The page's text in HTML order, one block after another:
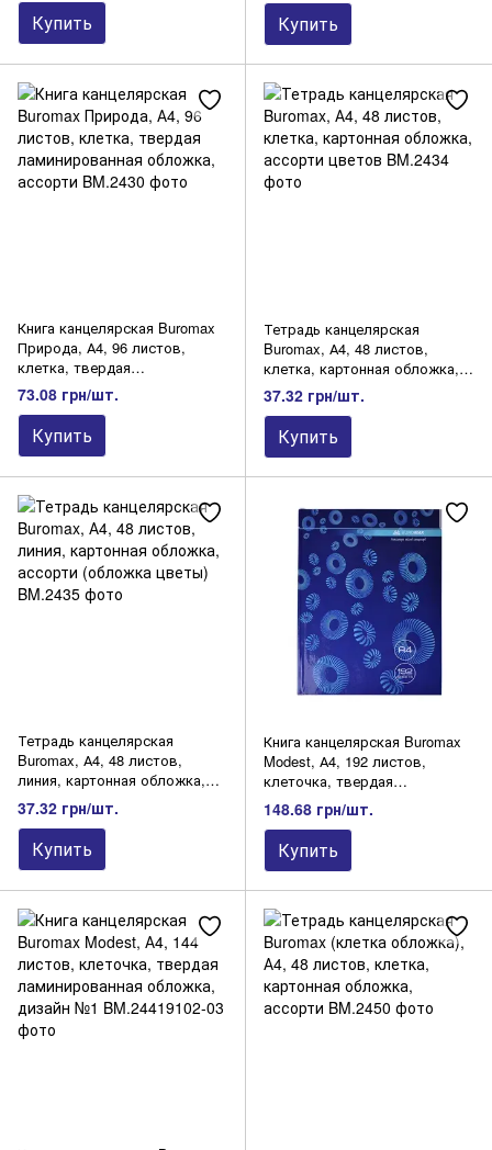
Купить Купить
Книга канцелярская Buromax
Природа, А4, 96 листов,
клетка, твердая
ламинированная обложка,
ассорти
73.08 грн/шт.
Купить
Тетрадь канцелярская
Buromax, А4, 48 листов,
клетка, картонная обложка,
ассорти цветов
37.32 грн/шт.
Купить
Тетрадь канцелярская
Buromax, А4, 48 листов,
линия, картонная обложка,
ассорти (обложка цветы)
37.32 грн/шт.
Купить
Книга канцелярская Buromax
Modest, А4, 192 листов,
клеточка, твердая
ламинированная обложка,
синяя
148.68 грн/шт.
Купить